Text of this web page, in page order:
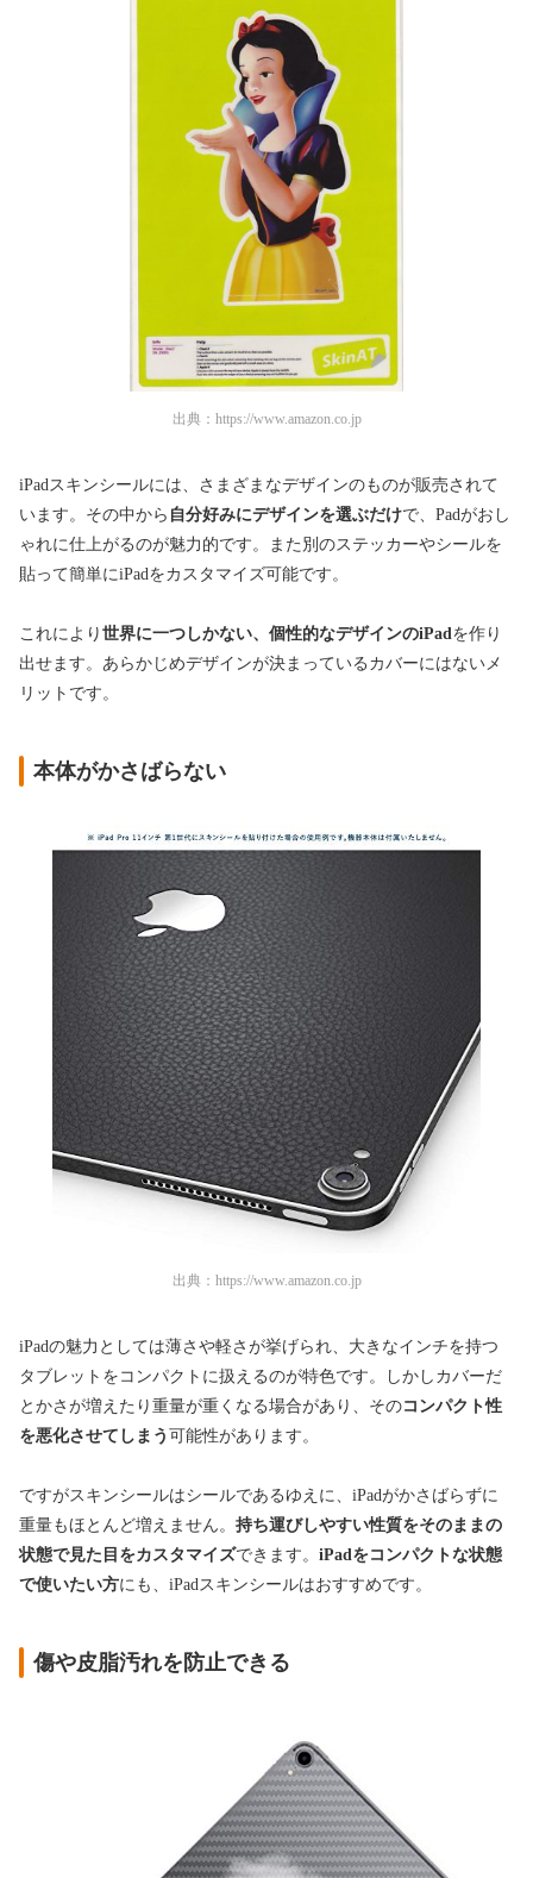
出典： https://www.amazon.co.jp
iPadスキンシールには、さまざまなデザインのものが販売されて
います。その中から 自分好みにデザインを選ぶだけで、Padがおし
ゃれに仕上がるのが魅力的です。また別のステッカーやシールを
貼って簡単にiPadをカスタマイズ可能です。
これにより 世界に一つしかない、個性的なデザインのiPad を作り
出せます。あらかじめデザインが決まっているカバーにはないメ
リットです。
本体がかさばらない
出典： https://www.amazon.co.jp
iPadの魅力としては薄さや軽さが挙げられ、大きなインチを持つ
タブレットをコンパクトに扱えるのが特色です。しかしカバーだ
とかさが増えたり重量が重くなる場合があり、そのコンパクト性
を悪化させてしまう 可能性があります。
ですがスキンシールはシールであるゆえに、iPadがかさばらずに
重量もほとんど増えません。 持ち運びしやすい性質をそのままの
状態で見た目をカスタマイズできます。 iPadをコンパクトな状態
で使いたい方にも、iPadスキンシールはおすすめです。
傷や皮脂汚れを防止できる